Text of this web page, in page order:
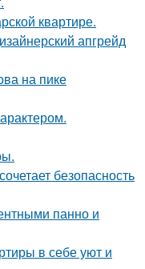
квартире.
апгрейд
на пике
безопасность
панно и
в себе уют и